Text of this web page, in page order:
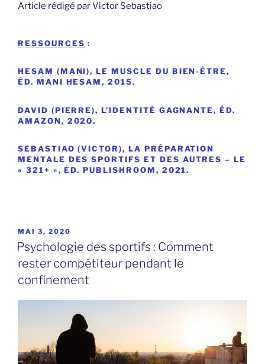
Article rédigé par Victor Sebastiao
RESSOURCES :
HESAM (MANI), LE MUSCLE DU BIEN-ÊTRE,
ÉD. MANI HESAM, 2015.
DAVID (PIERRE), L’IDENTITÉ GAGNANTE, ÉD.
AMAZON, 2020.
SEBASTIAO (VICTOR), LA PRÉPARATION
MENTALE DES SPORTIFS ET DES AUTRES – LE
« 321+ », ÉD. PUBLISHROOM, 2021.
PUBLIÉ
LE
MAI 3, 2020
Psychologie des sportifs : Comment
rester compétiteur pendant le
confinement